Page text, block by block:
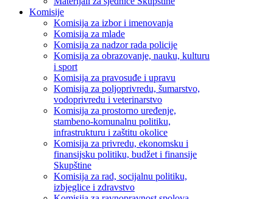
Komisije
Komisija za izbor i imenovanja
Komisija za mlade
Komisija za nadzor rada policije
Komisija za obrazovanje, nauku, kulturu
i sport
Komisija za pravosuđe i upravu
Komisija za poljoprivredu, šumarstvo,
vodoprivredu i veterinarstvo
Komisija za prostorno uređenje,
stambeno-komunalnu politiku,
infrastrukturu i zaštitu okolice
Komisija za privredu, ekonomsku i
finansijsku politiku, budžet i finansije
Skupštine
Komisija za rad, socijalnu politiku,
izbjeglice i zdravstvo